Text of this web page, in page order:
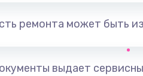
ремонта может быть
выдает